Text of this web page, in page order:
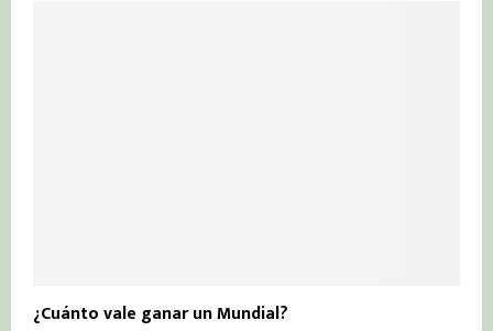
¿Cuánto vale ganar un Mundial?